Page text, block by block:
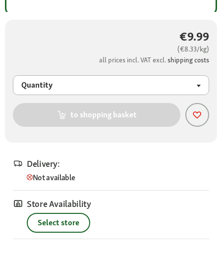
€9.99
(€8.33/kg)
all prices incl. VAT excl. shipping costs
Quantity
to shopping basket
Delivery:
Not available
Store Availability
Select store